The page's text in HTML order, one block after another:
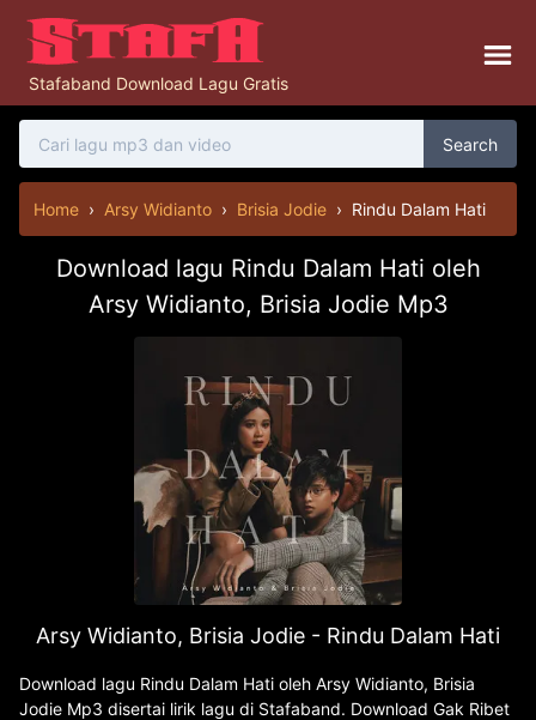
Stafaband Download Lagu Gratis
Search
Home › Arsy Widianto › Brisia Jodie › Rindu Dalam Hati
Download lagu Rindu Dalam Hati oleh
Arsy Widianto, Brisia Jodie Mp3
Arsy Widianto, Brisia Jodie - Rindu Dalam Hati
Download lagu Rindu Dalam Hati oleh Arsy Widianto, Brisia
Jodie Mp3 disertai lirik lagu di Stafaband. Download Gak Ribet